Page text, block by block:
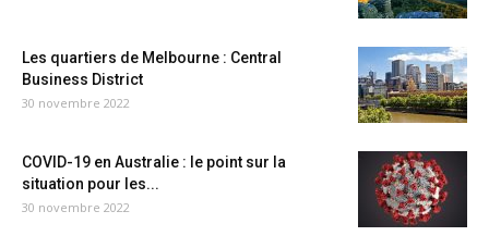
Les quartiers de Melbourne : Central
Business District
30 novembre 2022
COVID-19 en Australie : le point sur la
situation pour les...
30 novembre 2022